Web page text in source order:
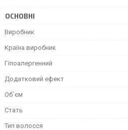
ОСНОВНІ
Виробник
Країна виробник
Гіпоалергенний
Додатковий ефект
Об`єм
Стать
Тип волосся